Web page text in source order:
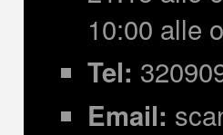
10:00 alle
Tel:
Email: